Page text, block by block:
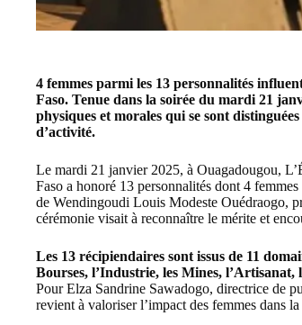
4 femmes parmi les 13 personnalités
Faso. Tenue dans la soirée du mardi 21
physiques et morales qui se sont
d’activité.
Le mardi 21 janvier 2025, à Ouagadougou, L’
Faso a honoré 13 personnalités dont 4
de Wendingoudi Louis Modeste Ouédraogo,
cérémonie visait à reconnaître le mérite et
Les 13 récipiendaires sont issus de 11
Bourses, l’Industrie, les Mines,
Pour Elza Sandrine Sawadogo, directrice de
revient à valoriser l’impact des femmes dans